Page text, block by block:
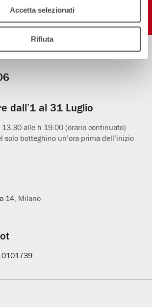
Accetta selezionati
Rifiuta
dall’1 al 31 Luglio
alle h 19.00 (orario continuato)
solo botteghino un’ora prima dell’inizio
14 , Milano